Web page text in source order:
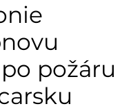
požáru